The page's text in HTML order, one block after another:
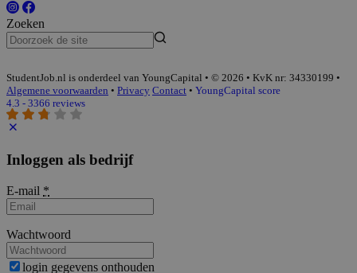
Zoeken
StudentJob.nl is onderdeel van YoungCapital • © 2026 • KvK nr: 34330199 •
Algemene voorwaarden • Privacy Contact • YoungCapital score
4.3 - 3366 reviews
Inloggen als bedrijf
E-mail *
Wachtwoord
login gegevens onthouden